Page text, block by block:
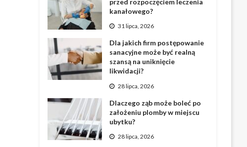
przed rozpoczęciem leczenia
kanałowego?
31 lipca, 2026
Dla jakich firm postępowanie
sanacyjne może być realną
szansą na uniknięcie
likwidacji?
28 lipca, 2026
Dlaczego ząb może boleć po
założeniu plomby w miejscu
ubytku?
28 lipca, 2026